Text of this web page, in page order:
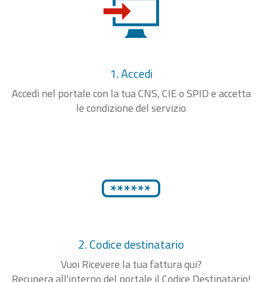
1. Accedi
Accedi nel portale con la tua CNS, CIE o SPID e accetta
le condizione del servizio
2. Codice destinatario
Vuoi Ricevere la tua fattura qui?
Recupera all'interno del portale il Codice Destinatario!